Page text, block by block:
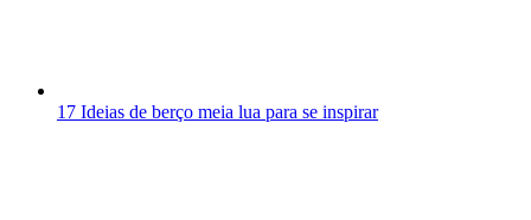
17 Ideias de berço meia lua para se inspirar